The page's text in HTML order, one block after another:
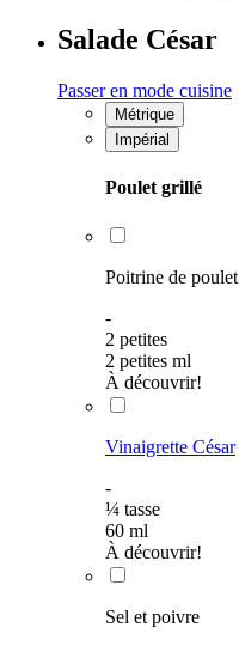
Salade César
Passer en mode cuisine
Métrique
Impérial
Poulet grillé
Poitrine de poulet
-
2 petites
2 petites ml
À découvrir!
Vinaigrette César
-
¼ tasse
60 ml
À découvrir!
Sel et poivre